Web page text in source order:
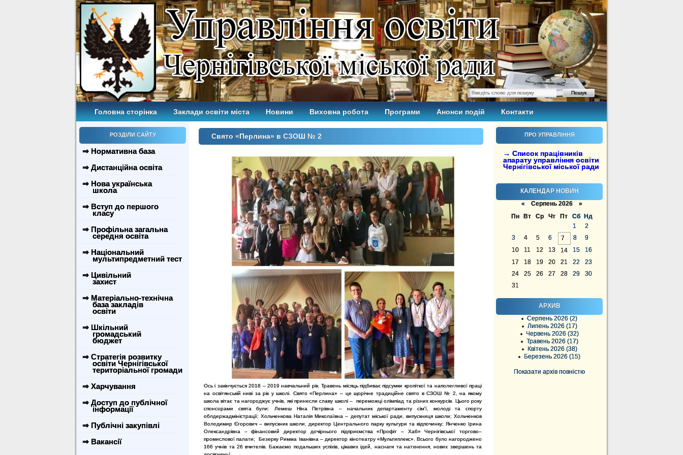
Головна сторінка Заклади освіти міста Новини Виховна робота Програми Анонси подій Контакти
РОЗДІЛИ САЙТУ
⇒ Нормативна база
⇒ Дистанційна освіта
⇒ Нова українська
школа
⇒ Вступ до першого
класу
⇒ Профільна загальна
середня освіта
⇒ Національний
мультипредметний тест
⇒ Цивільний
захист
⇒ Матеріально-технічна
база закладів
освіти
⇒ Шкільний
громадський
бюджет
⇒ Стратегія розвитку
освіти Чернігівської
територіальної громади
⇒ Харчування
⇒ Доступ до публічної
інформації
⇒ Публічні закупівлі
⇒ Вакансії
ПРО УПРАВЛІННЯ
→ Список працівників
апарату управління освіти
Чернігівської міської ради
КАЛЕНДАР НОВИН
« Серпень 2026 »
Пн
Вт Ср Чт Пт Сб
Нд
1
2
3
4 5 6 7 8
9
10
11 12 13 14 15
16
17
18 19 20 21 22
23
24
25 26 27 28 29
30
31
АРХИВ
Серпень 2026 (2)
Липень 2026 (17)
Червень 2026 (32)
Травень 2026 (17)
Квітень 2026 (38)
Березень 2026 (15)
Показати архів повністю
Свято «Перлина» в СЗОШ № 2
Ось і закінчується 2018 – 2019 навчальний рік. Травень місяць підбиває підсумки кропіткої та наполегливої праці
на освітянській ниві за рік у школі. Свято «Перлина» – це щорічне традиційне свято в СЗОШ № 2, на якому
школа вітає та нагороджує учнів, які принесли славу школі – переможці олімпіад та різних конкурсів. Цього року
спонсорами свята були: Лемеш Ніна Петрівна – начальник департаменту сім'ї, молоді та спорту
облдержадміністрації; Хольченкова Наталія Миколаївна – депутат міської ради, випускниця школи; Хольченков
Володимир Єгорович – випускник школи, директор Центрального парку культури та відпочинку; Янченко Ірина
Олександрівна – фінансовий директор дочірнього підприємства «Профіт – Хаб» Чернігівської торгово–
промислової палати; Безерку Римма Іванівна – директор кінотеатру «Мультиплекс». Всього було нагороджено
166 учнів та 26 вчителів. Бажаємо подальших успіхів, цікавих ідей, наснаги та натхнення, нових звершень та